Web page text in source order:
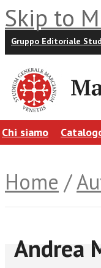
Skip to
Gruppo Editoriale
Chi siamo
Home /
Andrea